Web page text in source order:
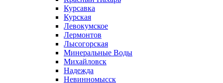
Курсавка
Курская
Левокумское
Лермонтов
Лысогорская
Минеральные Воды
Михайловск
Надежда
Невинномысск